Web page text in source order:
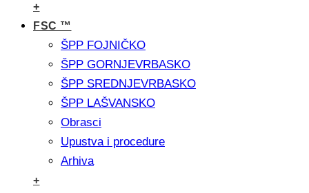
+
FSC ™
ŠPP FOJNIČKO
ŠPP GORNJEVRBASKO
ŠPP SREDNJEVRBASKO
ŠPP LAŠVANSKO
Obrasci
Upustva i procedure
Arhiva
+